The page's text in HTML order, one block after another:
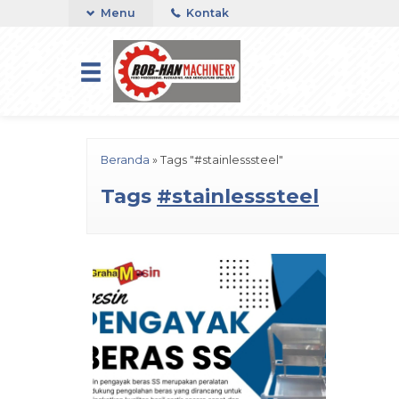
Menu Kontak
Beranda » Tags "#stainlesssteel"
Tags #stainlesssteel